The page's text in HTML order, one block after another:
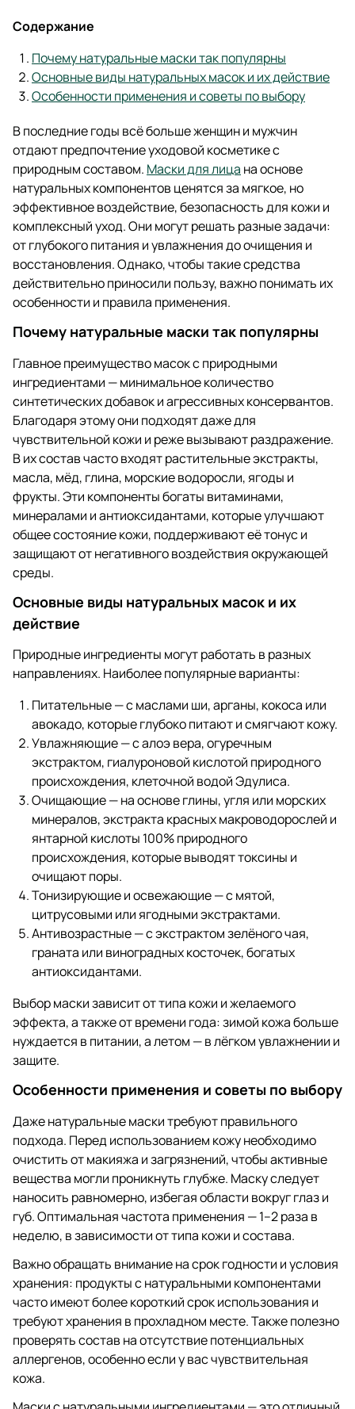
Содержание
Почему натуральные маски так популярны
Основные виды натуральных масок и их действие
Особенности применения и советы по выбору
В последние годы всё больше женщин и мужчин
отдают предпочтение уходовой косметике с
природным составом. Маски для лица на основе
натуральных компонентов ценятся за мягкое, но
эффективное воздействие, безопасность для кожи и
комплексный уход. Они могут решать разные задачи:
от глубокого питания и увлажнения до очищения и
восстановления. Однако, чтобы такие средства
действительно приносили пользу, важно понимать их
особенности и правила применения.
Почему натуральные маски так популярны
Главное преимущество масок с природными
ингредиентами — минимальное количество
синтетических добавок и агрессивных консервантов.
Благодаря этому они подходят даже для
чувствительной кожи и реже вызывают раздражение.
В их состав часто входят растительные экстракты,
масла, мёд, глина, морские водоросли, ягоды и
фрукты. Эти компоненты богаты витаминами,
минералами и антиоксидантами, которые улучшают
общее состояние кожи, поддерживают её тонус и
защищают от негативного воздействия окружающей
среды.
Основные виды натуральных масок и их
действие
Природные ингредиенты могут работать в разных
направлениях. Наиболее популярные варианты:
Питательные — с маслами ши, арганы, кокоса или
авокадо, которые глубоко питают и смягчают кожу.
Увлажняющие — с алоэ вера, огуречным
экстрактом, гиалуроновой кислотой природного
происхождения, клеточной водой Эдулиса.
Очищающие — на основе глины, угля или морских
минералов, экстракта красных макроводорослей и
янтарной кислоты 100% природного
происхождения, которые выводят токсины и
очищают поры.
Тонизирующие и освежающие — с мятой,
цитрусовыми или ягодными экстрактами.
Антивозрастные — с экстрактом зелёного чая,
граната или виноградных косточек, богатых
антиоксидантами.
Выбор маски зависит от типа кожи и желаемого
эффекта, а также от времени года: зимой кожа больше
нуждается в питании, а летом — в лёгком увлажнении и
защите.
Особенности применения и советы по выбору
Даже натуральные маски требуют правильного
подхода. Перед использованием кожу необходимо
очистить от макияжа и загрязнений, чтобы активные
вещества могли проникнуть глубже. Маску следует
наносить равномерно, избегая области вокруг глаз и
губ. Оптимальная частота применения — 1–2 раза в
неделю, в зависимости от типа кожи и состава.
Важно обращать внимание на срок годности и условия
хранения: продукты с натуральными компонентами
часто имеют более короткий срок использования и
требуют хранения в прохладном месте. Также полезно
проверять состав на отсутствие потенциальных
аллергенов, особенно если у вас чувствительная
кожа.